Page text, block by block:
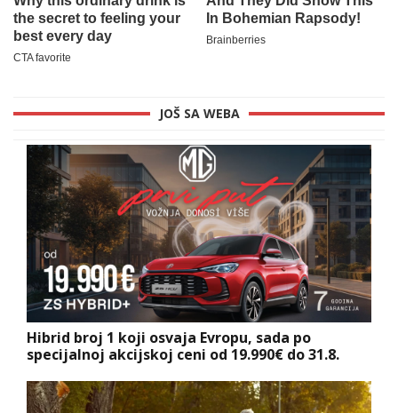
JOŠ SA WEBA
Hibrid broj 1 koji osvaja Evropu, sada po
specijalnoj akcijskoj ceni od 19.990€ do 31.8.